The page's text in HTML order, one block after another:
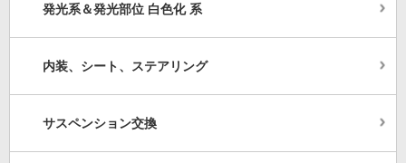
発光系＆発光部位 白色化 系
内装、シート、ステアリング
サスペンション交換